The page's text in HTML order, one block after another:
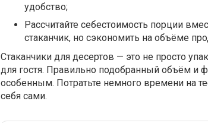
удобство;
Рассчитайте себестоимость порции
стаканчик, но сэкономить на объёме
Стаканчики для десертов — это не просто
для гостя. Правильно подобранный объём и
особенным. Потратьте немного времени на
себя сами.